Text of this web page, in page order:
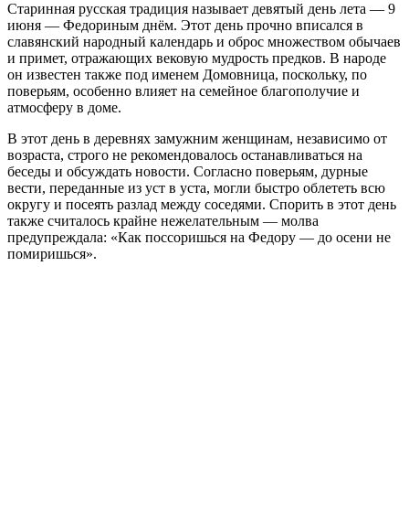
Старинная русская традиция называет девятый день лета — 9
июня — Федориным днём. Этот день прочно вписался в
славянский народный календарь и оброс множеством обычаев
и примет, отражающих вековую мудрость предков. В народе
он известен также под именем Домовница, поскольку, по
поверьям, особенно влияет на семейное благополучие и
атмосферу в доме.
В этот день в деревнях замужним женщинам, независимо от
возраста, строго не рекомендовалось останавливаться на
беседы и обсуждать новости. Согласно поверьям, дурные
вести, переданные из уст в уста, могли быстро облететь всю
округу и посеять разлад между соседями. Спорить в этот день
также считалось крайне нежелательным — молва
предупреждала: «Как поссоришься на Федору — до осени не
помиришься».